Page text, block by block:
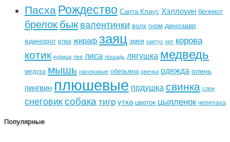
ПасхаРождество Санта Клаус Хэллоуин бегемот
брелокбыквалентинки волк гном динозавр
единорог елка жирафзаяц змея кактус кит корова
котик курица лев лиса лошадь лягушка медведь
медуза мышь насекомые обезьяна овечка одежда олень
пингвин плюшевые подушка свинка слон
снеговиксобака тигрутка цветок цыпленок черепаха
Популярные